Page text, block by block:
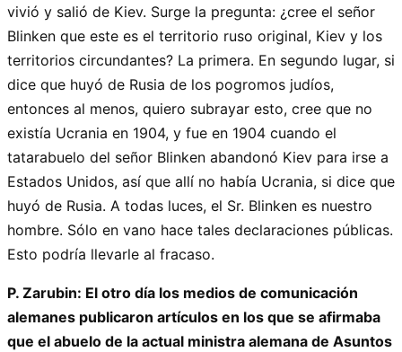
vivió y salió de Kiev. Surge la pregunta: ¿cree el señor
Blinken que este es el territorio ruso original, Kiev y los
territorios circundantes? La primera. En segundo lugar, si
dice que huyó de Rusia de los pogromos judíos,
entonces al menos, quiero subrayar esto, cree que no
existía Ucrania en 1904, y fue en 1904 cuando el
tatarabuelo del señor Blinken abandonó Kiev para irse a
Estados Unidos, así que allí no había Ucrania, si dice que
huyó de Rusia. A todas luces, el Sr. Blinken es nuestro
hombre. Sólo en vano hace tales declaraciones públicas.
Esto podría llevarle al fracaso.
P. Zarubin: El otro día los medios de comunicación
alemanes publicaron artículos en los que se afirmaba
que el abuelo de la actual ministra alemana de Asuntos